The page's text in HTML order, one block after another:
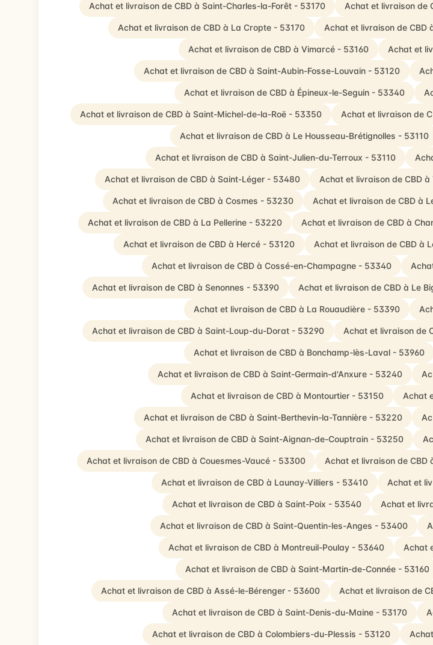
Achat et livraison de CBD à Saint-Charles-la-Forêt - 53170 Achat et livraison de
Achat et livraison de CBD à La Cropte - 53170 Achat et livraison de CBD
Achat et livraison de CBD à Vimarcé - 53160 Achat et
Achat et livraison de CBD à Saint-Aubin-Fosse-Louvain - 53120
Achat et livraison de CBD à Épineux-le-Seguin - 53340
Achat et livraison de CBD à Saint-Michel-de-la-Roë - 53350 Achat et livraison de
Achat et livraison de CBD à Le Housseau-Brétignolles - 53110
Achat et livraison de CBD à Saint-Julien-du-Terroux - 53110
Achat et livraison de CBD à Saint-Léger - 53480 Achat et livraison de CBD
Achat et livraison de CBD à Cosmes - 53230 Achat et livraison de CBD à
Achat et livraison de CBD à La Pellerine - 53220 Achat et livraison de CBD à
Achat et livraison de CBD à Hercé - 53120 Achat et livraison de CBD à
Achat et livraison de CBD à Cossé-en-Champagne - 53340
Achat et livraison de CBD à Senonnes - 53390 Achat et livraison de CBD à Le
Achat et livraison de CBD à La Rouaudière - 53390
Achat et livraison de CBD à Saint-Loup-du-Dorat - 53290 Achat et livraison de
Achat et livraison de CBD à Bonchamp-lès-Laval - 53960
Achat et livraison de CBD à Saint-Germain-d'Anxure - 53240
Achat et livraison de CBD à Montourtier - 53150 Achat
Achat et livraison de CBD à Saint-Berthevin-la-Tannière - 53220
Achat et livraison de CBD à Saint-Aignan-de-Couptrain - 53250
Achat et livraison de CBD à Couesmes-Vaucé - 53300 Achat et livraison de
Achat et livraison de CBD à Launay-Villiers - 53410 Achat et
Achat et livraison de CBD à Saint-Poix - 53540 Achat et
Achat et livraison de CBD à Saint-Quentin-les-Anges - 53400
Achat et livraison de CBD à Montreuil-Poulay - 53640 Achat
Achat et livraison de CBD à Saint-Martin-de-Connée - 53160
Achat et livraison de CBD à Assé-le-Bérenger - 53600 Achat et livraison de
Achat et livraison de CBD à Saint-Denis-du-Maine - 53170
Achat et livraison de CBD à Colombiers-du-Plessis - 53120